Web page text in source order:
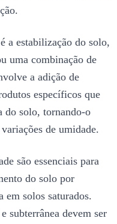
a estabilização do solo,
uma combinação de
a adição de
específicos que
do solo, tornando-o
de umidade.
são essenciais para
do solo por
em solos saturados.
subterrânea devem ser